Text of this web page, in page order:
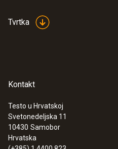
Tvrtka
Kontakt
Testo u Hrvatskoj
Svetonedeljska 11
10430 Samobor
Hrvatska